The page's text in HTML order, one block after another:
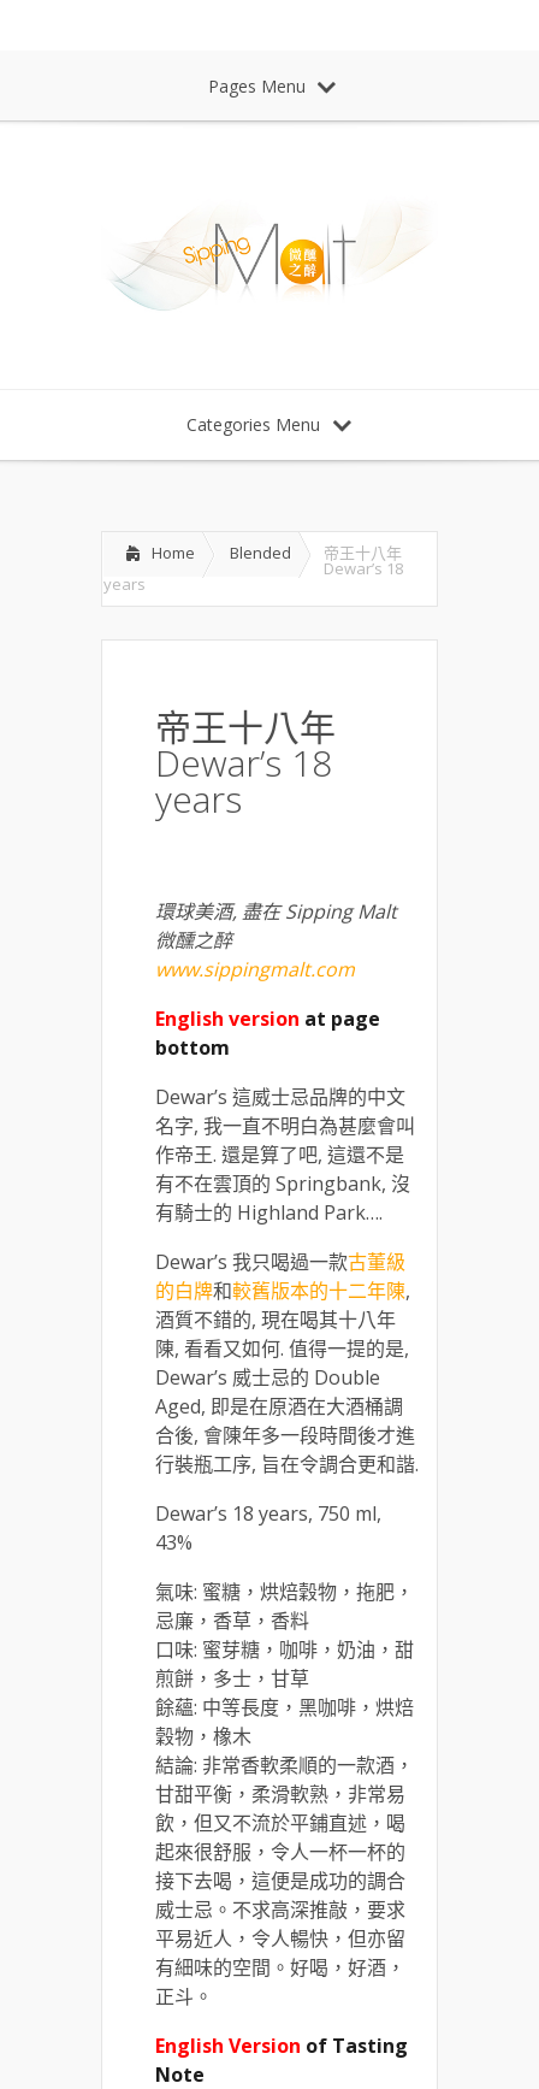
Pages Menu
Categories Menu
Home Blended 帝王十八年
Dewar’s 18
years
帝王十八年
Dewar’s 18
years
環球美酒, 盡在 Sipping Malt
微醺之醉
www.sippingmalt.com
English version at page
bottom
Dewar’s 這威士忌品牌的中文
名字, 我一直不明白為甚麼會叫
作帝王. 還是算了吧, 這還不是
有不在雲頂的 Springbank, 沒
有騎士的 Highland Park….
Dewar’s 我只喝過一款古董級
的白牌和較舊版本的十二年陳,
酒質不錯的, 現在喝其十八年
陳, 看看又如何. 值得一提的是,
Dewar’s 威士忌的 Double
Aged, 即是在原酒在大酒桶調
合後, 會陳年多一段時間後才進
行裝瓶工序, 旨在令調合更和諧.
Dewar’s 18 years, 750 ml,
43%
氣味: 蜜糖，烘焙穀物，拖肥，
忌廉，香草，香料
口味: 蜜芽糖，咖啡，奶油，甜
煎餅，多士，甘草
餘蘊: 中等長度，黑咖啡，烘焙
穀物，橡木
結論: 非常香軟柔順的一款酒，
甘甜平衡，柔滑軟熟，非常易
飲，但又不流於平鋪直述，喝
起來很舒服，令人一杯一杯的
接下去喝，這便是成功的調合
威士忌。不求高深推敲，要求
平易近人，令人暢快，但亦留
有細味的空間。好喝，好酒，
正斗。
English Version of Tasting
Note